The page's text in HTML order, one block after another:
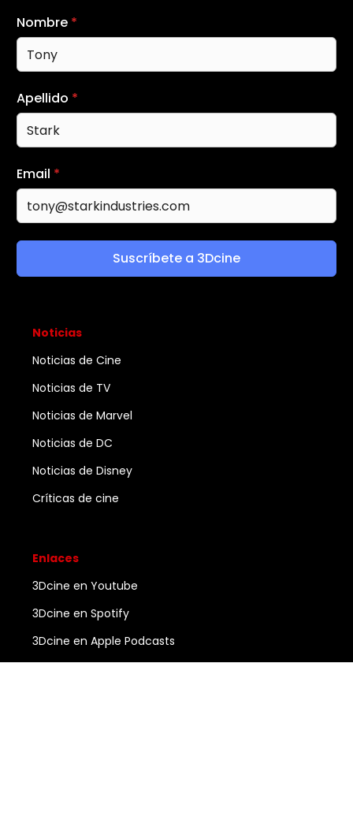
Nombre *
Apellido *
Email *
Suscríbete a 3Dcine
Noticias
Noticias de Cine
Noticias de TV
Noticias de Marvel
Noticias de DC
Noticias de Disney
Críticas de cine
Enlaces
3Dcine en Youtube
3Dcine en Spotify
3Dcine en Apple Podcasts